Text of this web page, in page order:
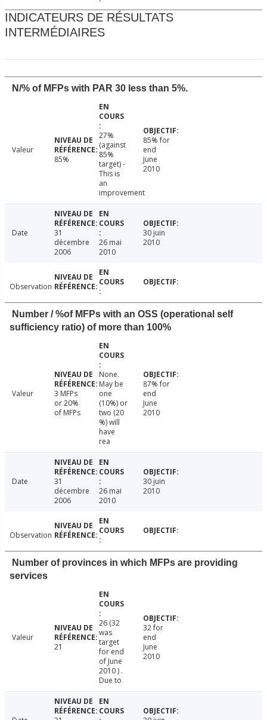
INDICATEURS DE RÉSULTATS
INTERMÉDIAIRES
N/% of MFPs with PAR 30 less than 5%.
Valeur
85%
27%
(against
85%
target) -
This is
an
improvement
85% for
end
June
2010
Date
31
décembre
2006
26 mai
2010
30 juin
2010
Observation
Number / %of MFPs with an OSS (operational self
sufficiency ratio) of more than 100%
Valeur
3 MFPs
or 20%
of MFPs
None.
May be
one
(10%) or
two (20
%) will
have
rea
87% for
end
June
2010
Date
31
décembre
2006
26 mai
2010
30 juin
2010
Observation
Number of provinces in which MFPs are providing
services
Valeur
21
26 (32
was
target
for end
of June
2010 ) .
Due to
32 for
end
June
2010